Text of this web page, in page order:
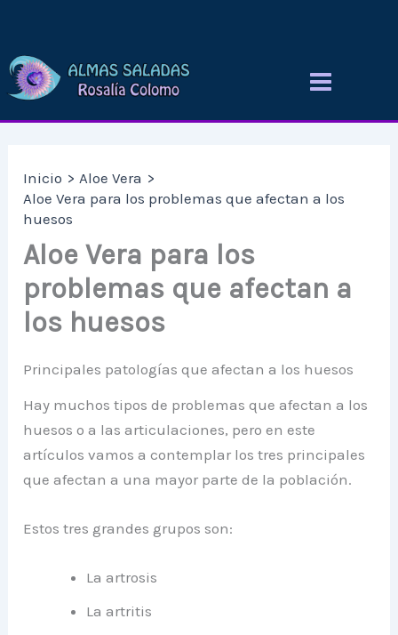
contenido
Inicio
Aloe Vera
Aloe Vera para los problemas que afectan a los
huesos
Aloe Vera para los
problemas que afectan a
los huesos
Principales patologías que afectan a los huesos
Hay muchos tipos de problemas que afectan a los
huesos o a las articulaciones, pero en este
artículos vamos a contemplar los tres principales
que afectan a una mayor parte de la población.
Estos tres grandes grupos son:
La artrosis
La artritis